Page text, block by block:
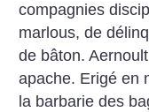
compagnies
marlous, de
de bâton.
apache. Erigé en
la barbarie des